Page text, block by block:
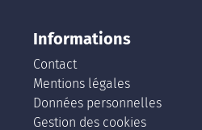
Informations
Contact
Mentions légales
Données personnelles
Gestion des cookies